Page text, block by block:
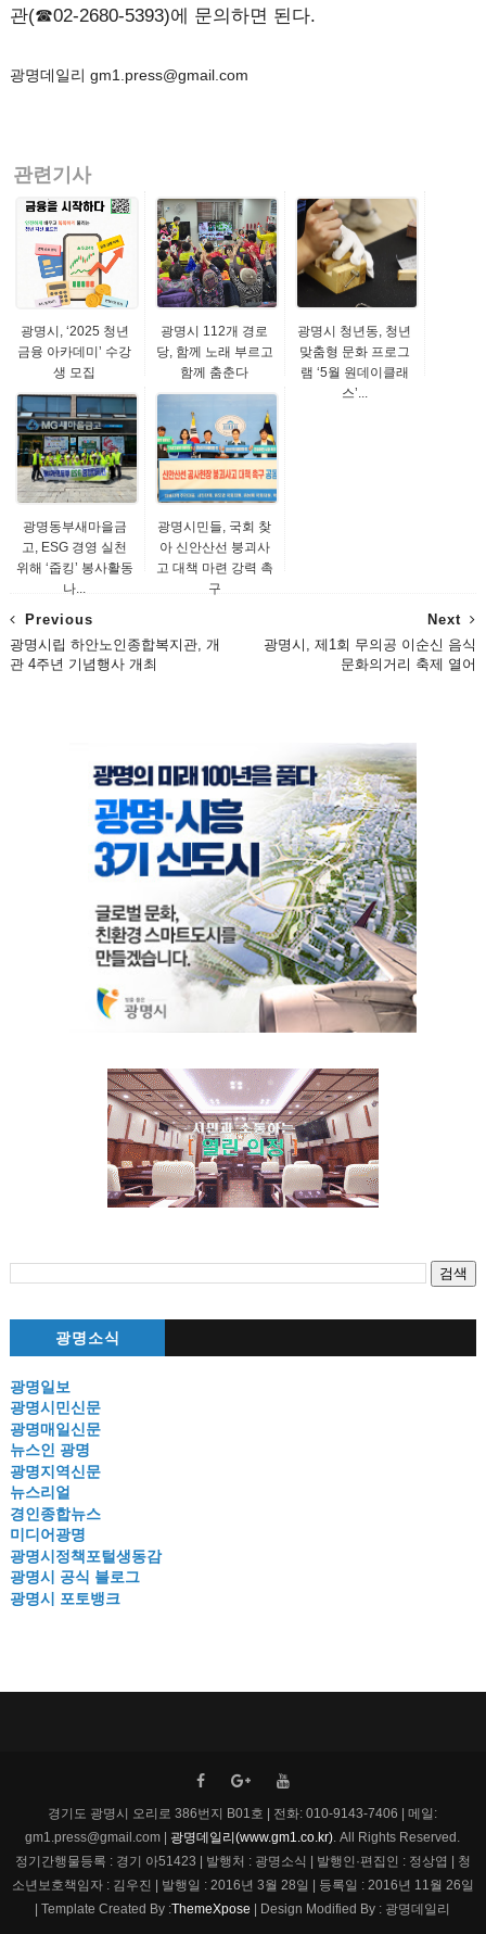
관(☎02-2680-5393)에 문의하면 된다.
광명데일리 gm1.press@gmail.com
관련기사
광명시, ‘2025 청년
금융 아카데미’ 수강
생 모집
광명시 112개 경로
당, 함께 노래 부르고
함께 춤춘다
광명시 청년동, 청년
맞춤형 문화 프로그
램 ‘5월 원데이클래
스’...
광명동부새마을금
고, ESG 경영 실천
위해 ‘줍킹’ 봉사활동
나...
광명시민들, 국회 찾
아 신안산선 붕괴사
고 대책 마련 강력 촉
구
Next
광명시, 제1회 무의공 이순신 음식
문화의거리 축제 열어
Previous
광명시립 하안노인종합복지관, 개
관 4주년 기념행사 개최
광명소식
광명일보
광명시민신문
광명매일신문
뉴스인 광명
광명지역신문
뉴스리얼
경인종합뉴스
미디어광명
광명시정책포털생동감
광명시 공식 블로그
광명시 포토뱅크
경기도 광명시 오리로 386번지 B01호 | 전화: 010-9143-7406 | 메일:
gm1.press@gmail.com | 광명데일리(www.gm1.co.kr). All Rights Reserved.
정기간행물등록 : 경기 아51423 | 발행처 : 광명소식 | 발행인·편집인 : 정상엽 | 청
소년보호책임자 : 김우진 | 발행일 : 2016년 3월 28일 | 등록일 : 2016년 11월 26일
| Template Created By :ThemeXpose | Design Modified By : 광명데일리